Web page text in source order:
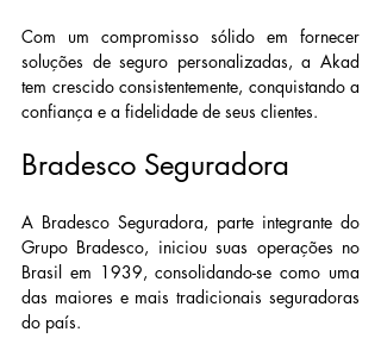
Com um compromisso sólido em fornecer
soluções de seguro personalizadas, a Akad
tem crescido consistentemente, conquistando a
confiança e a fidelidade de seus clientes.
Bradesco Seguradora
A Bradesco Seguradora, parte integrante do
Grupo Bradesco, iniciou suas operações no
Brasil em 1939, consolidando-se como uma
das maiores e mais tradicionais seguradoras
do país.